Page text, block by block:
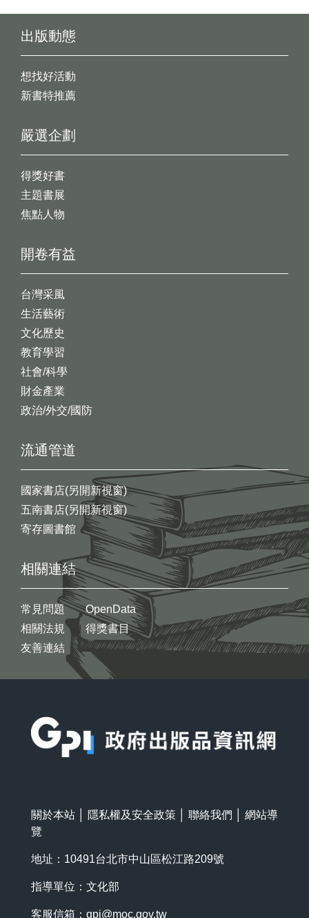
出版動態
想找好活動
新書特推薦
開卷有益
台灣采風
生活藝術
文化歷史
教育學習
社會/科學
財金產業
政治/外交/國防
嚴選企劃
得獎好書
主題書展
焦點人物
流通管道
國家書店(另開新視窗)
五南書店(另開新視窗)
寄存圖書館
相關連結
常見問題
相關法規
友善連結
OpenData
得獎書目
關於本站 隱私權及安全政策 聯絡我們
網站導
覽
地址：10491台北市中山區松江路209號
指導單位：文化部
客服信箱： gpi@moc.gov.tw